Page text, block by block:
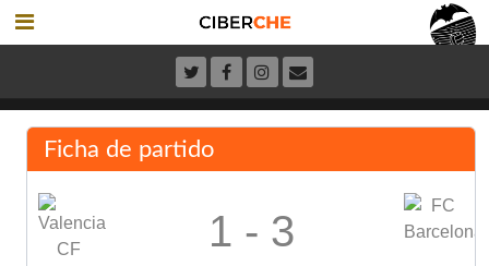
Ficha de partido
1 - 3